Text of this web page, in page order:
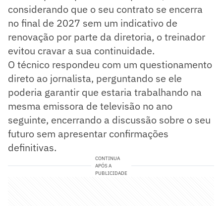
considerando que o seu contrato se encerra
no final de 2027 sem um indicativo de
renovação por parte da diretoria, o treinador
evitou cravar a sua continuidade.
O técnico respondeu com um questionamento
direto ao jornalista, perguntando se ele
poderia garantir que estaria trabalhando na
mesma emissora de televisão no ano
seguinte, encerrando a discussão sobre o seu
futuro sem apresentar confirmações
definitivas.
CONTINUA
APÓS A
PUBLICIDADE